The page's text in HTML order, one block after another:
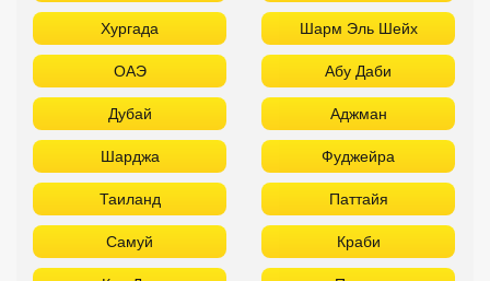
Хургада Шарм Эль Шейх
ОАЭ Абу Даби
Дубай Аджман
Шарджа Фуджейра
Таиланд Паттайя
Самуй Краби